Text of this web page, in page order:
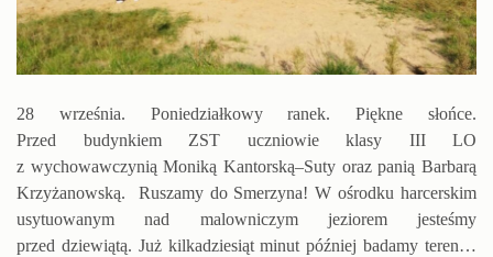
28 września. Poniedziałkowy ranek. Piękne słońce.
Przed budynkiem ZST uczniowie klasy III LO
z wychowawczynią Moniką Kantorską–Suty oraz panią Barbarą
Krzyżanowską. Ruszamy do Smerzyna! W ośrodku harcerskim
usytuowanym nad malowniczym jeziorem jesteśmy
przed dziewiątą. Już kilkadziesiąt minut później badamy teren…